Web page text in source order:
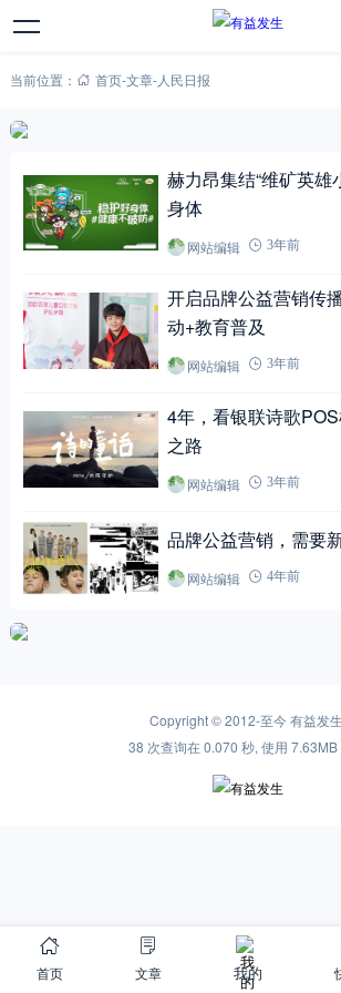
当前位置： 首页-文章-人民日报
赫力昂集结“维矿英雄
身体
网站编辑 3年前
开启品牌公益营销传
动+教育普及
网站编辑 3年前
4年，看银联诗歌
之路
网站编辑 3年前
品牌公益营销，需要
网站编辑 4年前
Copyright © 2012-至今有益发生
38 次查询在 0.070 秒, 使用 7.63MB
首页 文章 我的